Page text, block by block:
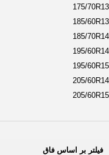
175/70R13
185/60R13
185/70R14
195/60R14
195/60R15
205/60R14
205/60R15
فیلتر بر اساس فاق